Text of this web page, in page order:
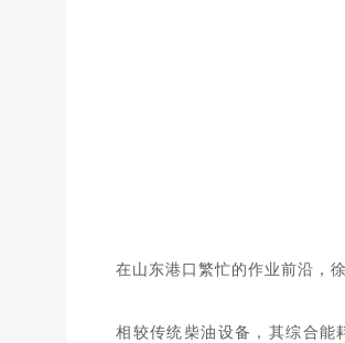
在山东港口繁忙的作业前沿，
相较传统柴油设备，其综合能